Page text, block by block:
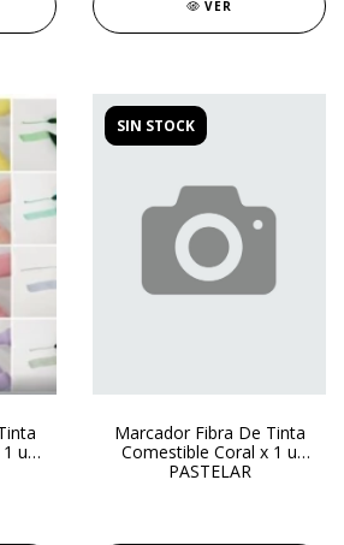
VER
u
SIN STOCK
Marcador Fibra De Tinta
Comestible Coral x 1 u
PASTELAR